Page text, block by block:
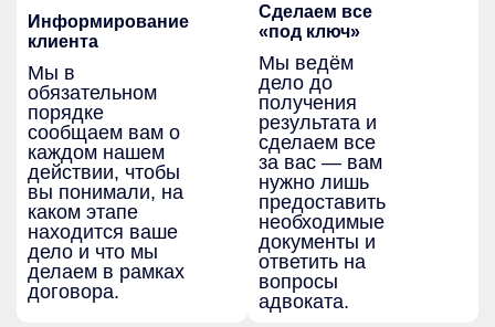
Информирование
клиента
Мы в
обязательном
порядке
сообщаем вам о
каждом нашем
действии, чтобы
вы понимали, на
каком этапе
находится ваше
дело и что мы
делаем в рамках
договора.
Сделаем все
«под ключ»
Мы ведём
дело до
получения
результата и
сделаем все
за вас — вам
нужно лишь
предоставить
необходимые
документы и
ответить на
вопросы
адвоката.